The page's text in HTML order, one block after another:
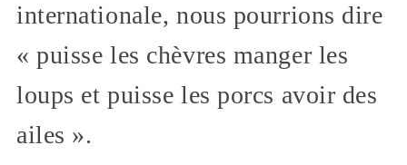
internationale, nous pourrions dire
« puisse les chèvres manger les
loups et puisse les porcs avoir des
ailes ».